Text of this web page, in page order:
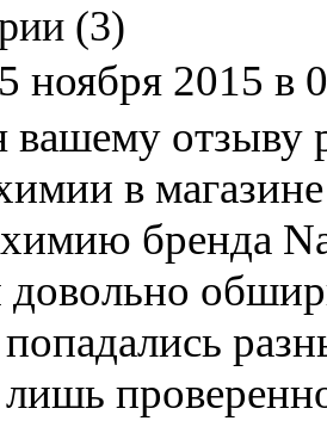
(3)
ноября 2015 в
вашему отзыву
в
бренда
довольно